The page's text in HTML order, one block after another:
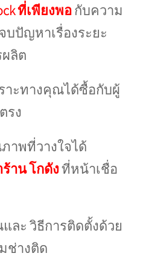
ที่เพียงพอกับความ
ปัญหาเรื่องระยะ
ลิต
าะทางคุณได้ซื้อกับผู้
รง
าพที่วางใจได้
าน โกดังที่หน้าเชื่อ
ละ วิธีการติดตั้งด้วย
ช่างติด